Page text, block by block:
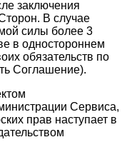
заключения
В случае
силы более 3
в одностороннем
обязательств по
Соглашение).
Сервиса,
прав наступает в